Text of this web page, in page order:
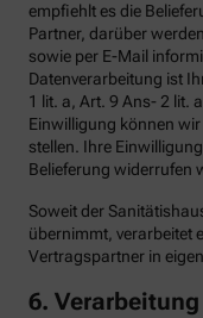
empfiehlt es die
Partner, darüber
sowie per E-Mail
Datenverarbeitung ist
1 lit. a, Art. 9 Ans- 2 lit.
Einwilligung können
stellen. Ihre
Belieferung widerrufen
Soweit der
übernimmt, verarbeitet
Vertragspartner in
6.